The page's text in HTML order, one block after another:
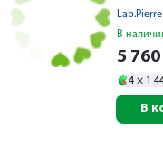
В
5 760
4 × 1
В